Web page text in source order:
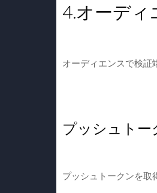
4.オーデ
オーディエンスで検証
プッシュトー
プッシュトークンを取